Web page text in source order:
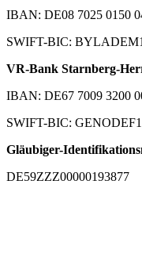
IBAN: DE08 7025 0150
SWIFT-BIC:
VR-Bank Starnberg-
IBAN: DE67 7009 3200
SWIFT-BIC:
Gläubiger-
DE59ZZZ00000193877